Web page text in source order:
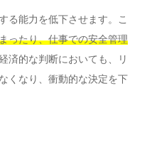
る能力を低下させます。こ
ったり、仕事での安全管理
済的な判断においても、リ
くなり、衝動的な決定を下